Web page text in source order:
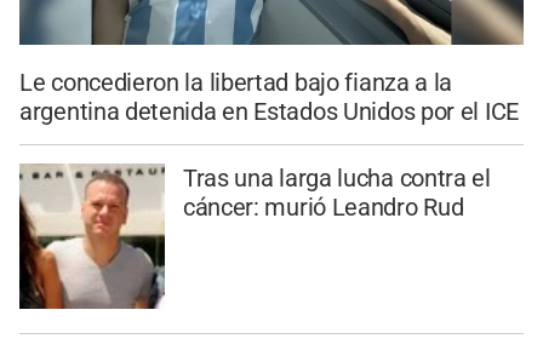
Le concedieron la libertad bajo fianza a la
argentina detenida en Estados Unidos por el ICE
Tras una larga lucha contra el
cáncer: murió Leandro Rud